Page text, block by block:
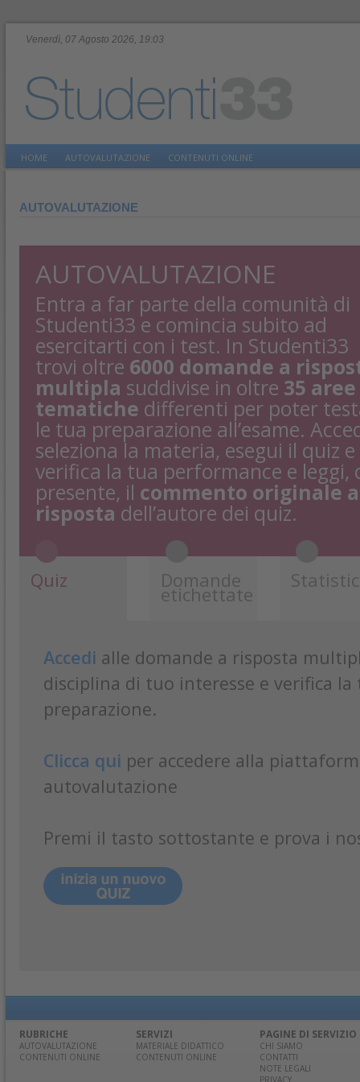
Venerdì, 07 Agosto 2026, 19:03
HOME AUTOVALUTAZIONE CONTENUTI ONLINE
AUTOVALUTAZIONE
AUTOVALUTAZIONE
Entra a far parte della comunità di
Studenti33 e comincia subito ad
esercitarti con i test. In Studenti33
trovi oltre 6000 domande a
multipla suddivise in oltre 35 aree
tematiche differenti per poter
le tua preparazione all’esame.
seleziona la materia, esegui il quiz e
verifica la tua performance e leggi,
presente, il commento originale
risposta dell’autore dei quiz.
Quiz Domande
etichettate
Accedi alle domande a risposta
disciplina di tuo interesse e verifica la
preparazione.
Clicca qui per accedere alla
autovalutazione
Premi il tasto sottostante e prova i
RUBRICHE
AUTOVALUTAZIONE
CONTENUTI ONLINE
SERVIZI
MATERIALE DIDATTICO
CONTENUTI ONLINE
PAGINE DI SERVIZIO
CHI SIAMO
CONTATTI
NOTE LEGALI
PRIVACY